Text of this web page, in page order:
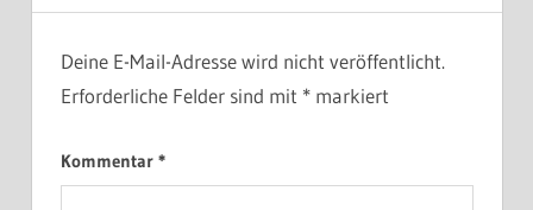
Deine E-Mail-Adresse wird nicht veröffentlicht.
Erforderliche Felder sind mit *markiert
Kommentar *